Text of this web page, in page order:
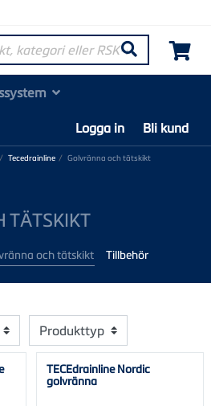
eller RSK-nummer
Søk
Logga in
Bli kund
Tecedrainline Golvränna och tätskikt
TÄTSKIKT
och tätskikt Tillbehör
Produkttyp
TECEdrainline Nordic
golvränna